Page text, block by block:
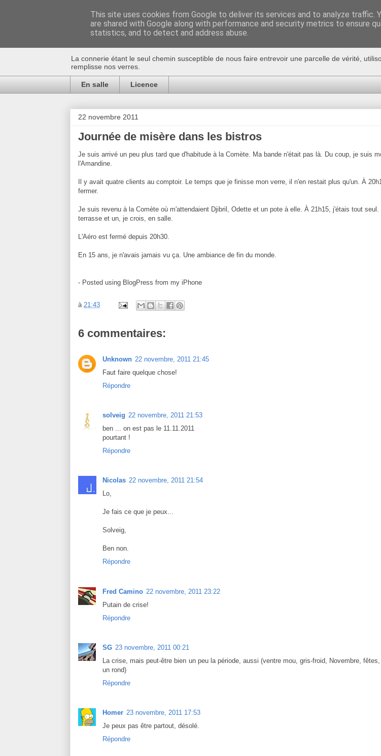
Au bistro !
La connerie étant le seul chemin susceptible de nous faire entrevoir une parcelle de vérité,
remplisse nos verres.
En salle Licence
22 novembre 2011
Journée de misère dans les bistros
Je suis arrivé un peu plus tard que d'habitude à la Comète. Ma bande n'était pas là. Du coup, je suis
l'Amandine.
Il y avait quatre clients au comptoir. Le temps que je finisse mon verre, il n'en restait plus qu'un. À
fermer.
Je suis revenu à la Comète où m'attendaient Djibril, Odette et un pote à elle. À 21h15, j'étais tout
terrasse et un, je crois, en salle.
L'Aéro est fermé depuis 20h30.
En 15 ans, je n'avais jamais vu ça. Une ambiance de fin du monde.
- Posted using BlogPress from my iPhone
à 21:43
6 commentaires:
Unknown 22 novembre, 2011 21:45
Faut faire quelque chose!
Répondre
solveig 22 novembre, 2011 21:53
ben ... on est pas le 11.11.2011
pourtant !
Répondre
Nicolas 22 novembre, 2011 21:54
Lo,
Je fais ce que je peux...
Solveig,
Ben non.
Répondre
Fred Camino 22 novembre, 2011 23:22
Putain de crise!
Répondre
SG 23 novembre, 2011 00:21
La crise, mais peut-être bien un peu la période, aussi (ventre mou, gris-froid, Novembre,
un rond)
Répondre
Homer 23 novembre, 2011 17:53
Je peux pas être partout, désolé.
Répondre
This site uses cookies from Google to deliver its services and to analyze traffic.
are shared with Google along with performance and security metrics to ensure
statistics, and to detect and address abuse.